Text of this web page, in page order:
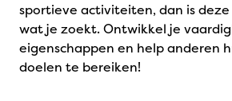
sportieve activiteiten, dan is
wat je zoekt. Ontwikkel je
eigenschappen en help anderen
doelen te bereiken!